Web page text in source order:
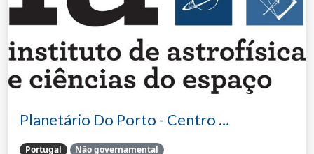
Planetário Do Porto - Centro …
Portugal Não governamental